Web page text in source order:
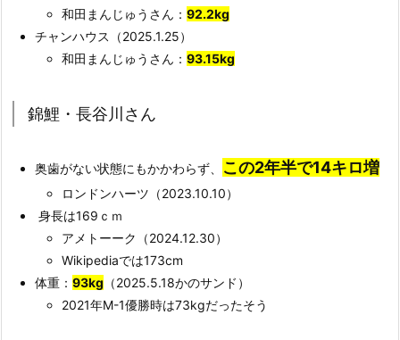
和田まんじゅうさん： 92.2kg
チャンハウス（2025.1.25）
和田まんじゅうさん： 93.15kg
錦鯉・長谷川さん
奥歯がない状態にもかかわらず、 この2年半で14キロ増
ロンドンハーツ（2023.10.10）
身長は169ｃｍ
アメトーーク（2024.12.30）
Wikipediaでは173cm
体重： 93kg （2025.5.18かのサンド）
2021年M-1優勝時は73kgだったそう